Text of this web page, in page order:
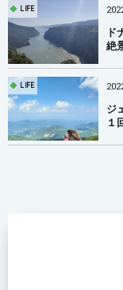
LIFE
ド
絶
LIFE
ジ
１